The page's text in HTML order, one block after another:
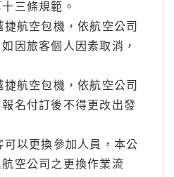
三條規範。
航空包機，依航空公司
因旅客個人因素取消，
航空包機，依航空公司
名付訂後不得更改出發
以更換參加人員，本公
空公司之更換作業流